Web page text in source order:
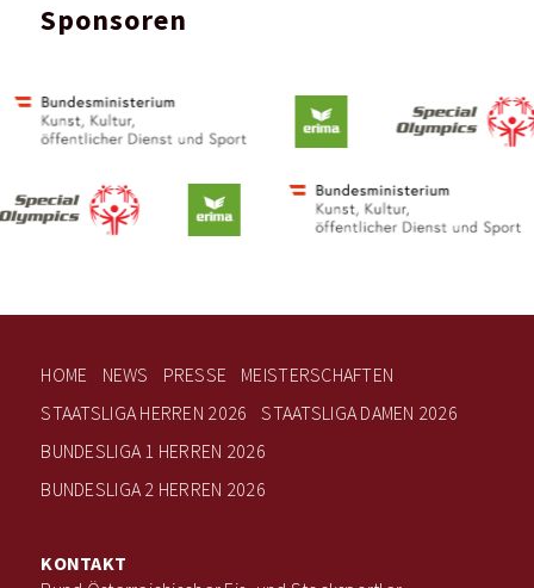
Sponsoren
HOME NEWS PRESSE
MEISTERSCHAFTEN
STAATSLIGA HERREN 2026
STAATSLIGA DAMEN 2026
BUNDESLIGA 1 HERREN 2026
BUNDESLIGA 2 HERREN 2026
KONTAKT